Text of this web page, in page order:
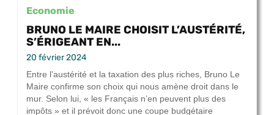
Economie
BRUNO LE MAIRE CHOISIT L’AUSTÉRITÉ,
S’ÉRIGEANT EN...
20 février 2024
Entre l’austérité et la taxation des plus riches, Bruno Le
Maire confirme son choix qui nous amène droit dans le
mur. Selon lui, « les Français n’en peuvent plus des
impôts » et il prévoit donc une coupe budgétaire